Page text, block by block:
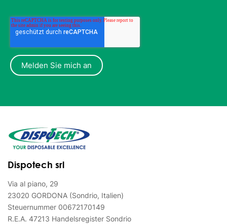
Dispotech srl
Via al piano, 29
23020 GORDONA (Sondrio, Italien)
Steuernummer 00672170149
R.E.A. 47213 Handelsregister Sondrio